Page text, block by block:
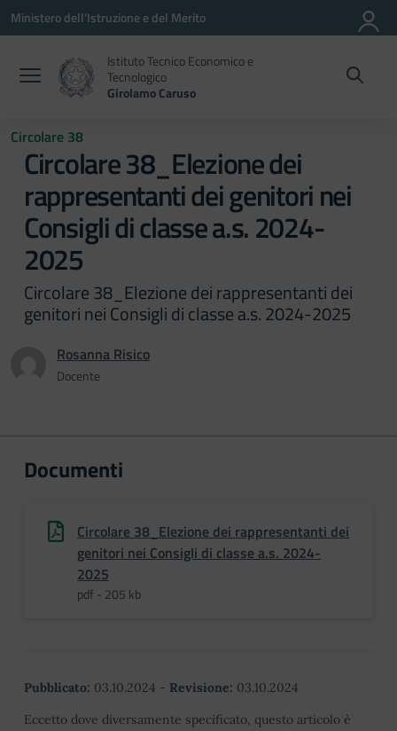
Vai ai contenuti
Vai al menu di navigazione
Vai al footer
Ministero dell'Istruzione e del Merito
Istituto Tecnico Economico e
Tecnologico
Girolamo Caruso
Circolare 38
Circolare 38_Elezione dei
rappresentanti dei genitori nei
Consigli di classe a.s. 2024-
2025
Circolare 38_Elezione dei rappresentanti dei
genitori nei Consigli di classe a.s. 2024-2025
Rosanna Risico
Docente
Documenti
Circolare 38_Elezione dei rappresentanti dei
genitori nei Consigli di classe a.s. 2024-
2025
pdf - 205 kb
Pubblicato: 03.10.2024 - Revisione: 03.10.2024
Eccetto dove diversamente specificato, questo articolo è